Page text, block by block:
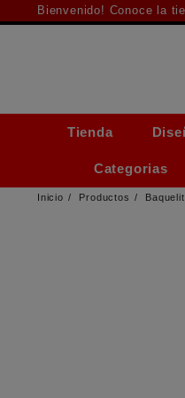
al
Bienvenido! Conoce la
Tienda
Categorias
Inicio Productos